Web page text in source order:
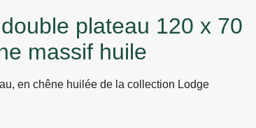
massif huile
en chêne huilée de la collection Lodge